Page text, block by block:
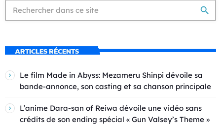
search
ARTICLES RÉCENTS
Le film Made in Abyss: Mezameru Shinpi dévoile sa
bande-annonce, son casting et sa chanson principale
L’anime Dara-san of Reiwa dévoile une vidéo sans
crédits de son ending spécial « Gun Valsey’s Theme »